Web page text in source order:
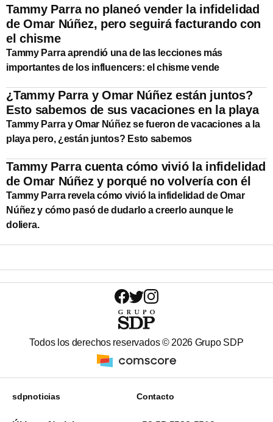
Tammy Parra no planeó vender la infidelidad
de Omar Núñez, pero seguirá facturando con
el chisme
Tammy Parra aprendió una de las lecciones más
importantes de los influencers: el chisme vende
¿Tammy Parra y Omar Núñez están juntos?
Esto sabemos de sus vacaciones en la playa
Tammy Parra y Omar Núñez se fueron de vacaciones a la
playa pero, ¿están juntos? Esto sabemos
Tammy Parra cuenta cómo vivió la infidelidad
de Omar Núñez y porqué no volvería con él
Tammy Parra revela cómo vivió la infidelidad de Omar
Núñez y cómo pasó de dudarlo a creerlo aunque le
doliera.
Todos los derechos reservados ©2026 Grupo SDP
sdpnoticias Contacto